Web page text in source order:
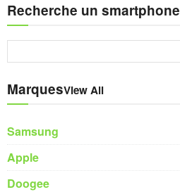
Recherche un smartphone
MarquesView All
Samsung
Apple
Doogee